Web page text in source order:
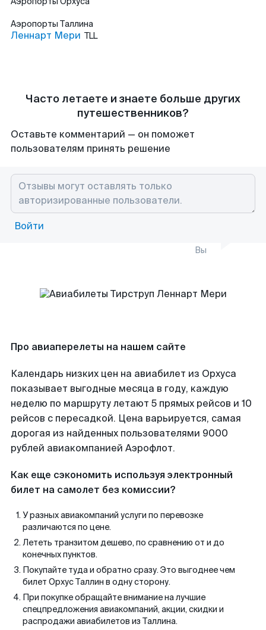
Аэропорты Таллина
Леннарт Мери TLL
Часто летаете и знаете больше других
путешественников?
Оставьте комментарий — он поможет
пользователям принять решение
Войти
Вы
Про авиаперелеты на нашем сайте
Календарь низких цен на авиабилет из Орхуса
показывает выгодные месяца в году, каждую
неделю по маршруту летают 5 прямых рейсов и 10
рейсов с пересадкой. Цена варьируется, самая
дорогая из найденных пользователями 9000
рублей авиакомпанией Аэрофлот.
Как еще сэкономить используя электронный
билет на самолет без комиссии?
У разных авиакомпаний услуги по перевозке
различаются по цене.
Лететь транзитом дешево, по сравнению от и до
конечных пунктов.
Покупайте туда и обратно сразу. Это выгоднее чем
билет Орхус Таллин в одну сторону.
При покупке обращайте внимание на лучшие
спецпредложения авиакомпаний, акции, скидки и
распродажи авиабилетов из Таллина.